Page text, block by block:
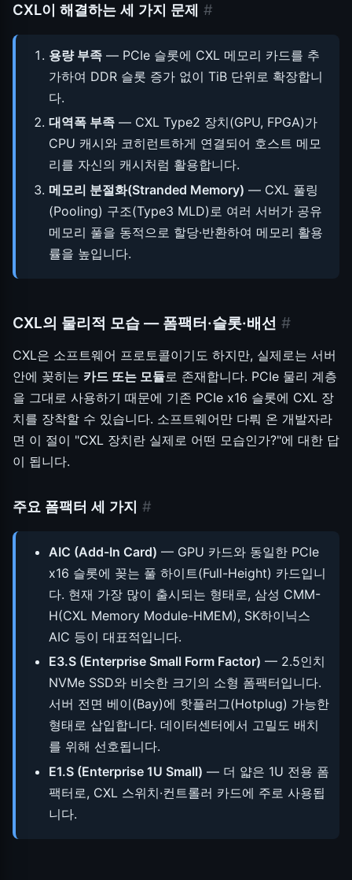
CXL이 해결하는 세 가지 문제 #
용량 부족— PCIe 슬롯에 CXL 메모리 카드를 추
가하여 DDR 슬롯 증가 없이 TiB 단위로 확장합니
다.
대역폭 부족— CXL Type2 장치(GPU, FPGA)가
CPU 캐시와 코히런트하게 연결되어 호스트 메모
리를 자신의 캐시처럼 활용합니다.
메모리 분절화(Stranded Memory) — CXL 풀링
(Pooling) 구조(Type3 MLD)로 여러 서버가 공유
메모리 풀을 동적으로 할당·반환하여 메모리 활용
률을 높입니다.
CXL의 물리적 모습 — 폼팩터·슬롯·배선 #
CXL은 소프트웨어 프로토콜이기도 하지만, 실제로는 서버
안에 꽂히는 카드 또는 모듈로 존재합니다. PCIe 물리 계층
을 그대로 사용하기 때문에 기존 PCIe x16 슬롯에 CXL 장
치를 장착할 수 있습니다. 소프트웨어만 다뤄 온 개발자라
면 이 절이 "CXL 장치란 실제로 어떤 모습인가?"에 대한 답
이 됩니다.
주요 폼팩터 세 가지 #
AIC (Add-In Card) — GPU 카드와 동일한 PCIe
x16 슬롯에 꽂는 풀 하이트(Full-Height) 카드입니
다. 현재 가장 많이 출시되는 형태로, 삼성 CMM-
H(CXL Memory Module-HMEM), SK하이닉스
AIC 등이 대표적입니다.
E3.S (Enterprise Small Form Factor) — 2.5인치
NVMe SSD와 비슷한 크기의 소형 폼팩터입니다.
서버 전면 베이(Bay)에 핫플러그(Hotplug) 가능한
형태로 삽입합니다. 데이터센터에서 고밀도 배치
를 위해 선호됩니다.
E1.S (Enterprise 1U Small) — 더 얇은 1U 전용 폼
팩터로, CXL 스위치·컨트롤러 카드에 주로 사용됩
니다.